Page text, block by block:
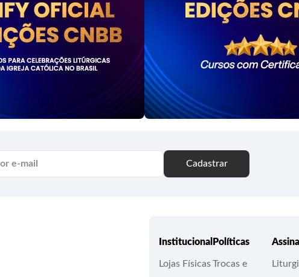
Cadastrar
Institucional
Lojas Físicas
Políticas
Trocas e